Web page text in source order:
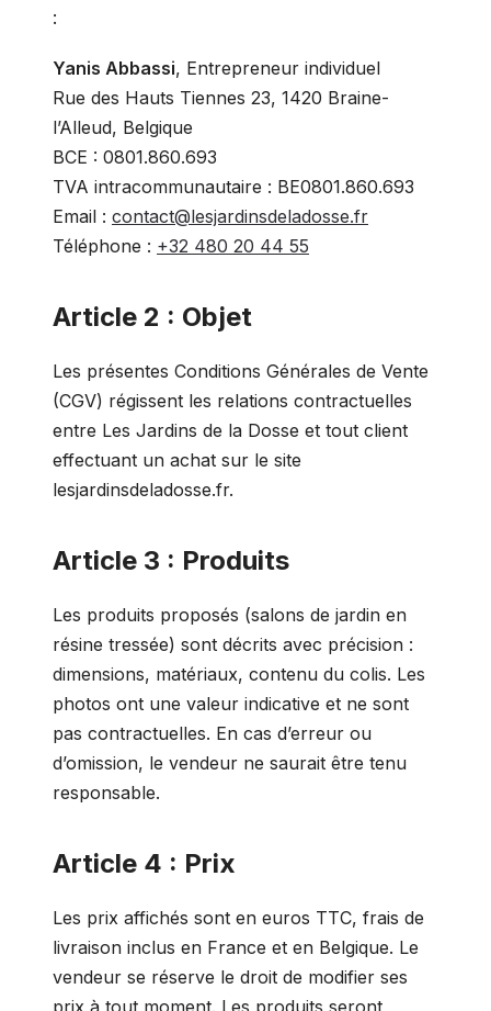
:
Yanis Abbassi, Entrepreneur individuel
Rue des Hauts Tiennes 23, 1420 Braine-
l’Alleud, Belgique
BCE : 0801.860.693
TVA intracommunautaire : BE0801.860.693
Email : contact@lesjardinsdeladosse.fr
Téléphone : +32 480 20 44 55
Article 2 : Objet
Les présentes Conditions Générales de Vente
(CGV) régissent les relations contractuelles
entre Les Jardins de la Dosse et tout client
effectuant un achat sur le site
lesjardinsdeladosse.fr.
Article 3 : Produits
Les produits proposés (salons de jardin en
résine tressée) sont décrits avec précision :
dimensions, matériaux, contenu du colis. Les
photos ont une valeur indicative et ne sont
pas contractuelles. En cas d’erreur ou
d’omission, le vendeur ne saurait être tenu
responsable.
Article 4 : Prix
Les prix affichés sont en euros TTC, frais de
livraison inclus en France et en Belgique. Le
vendeur se réserve le droit de modifier ses